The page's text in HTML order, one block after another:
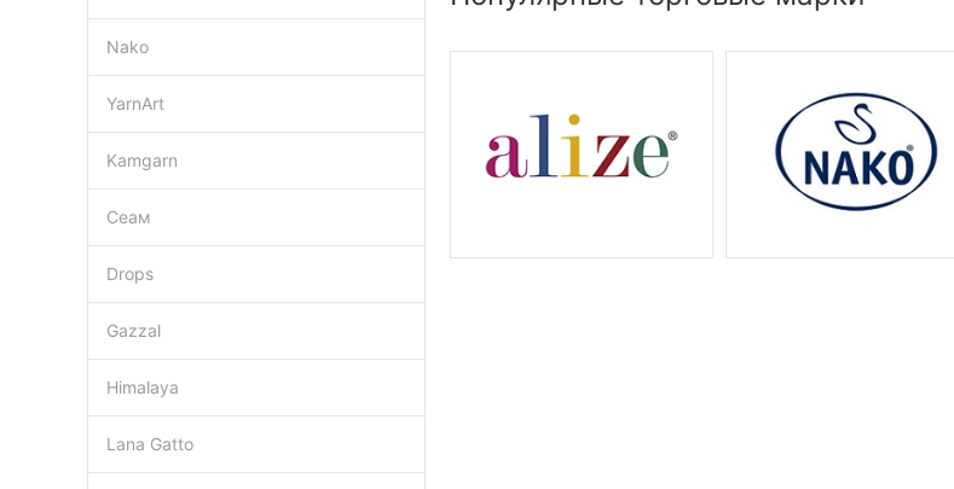
Nako
YarnArt
Kamgarn
Сеам
Drops
Gazzal
Himalaya
Lana Gatto